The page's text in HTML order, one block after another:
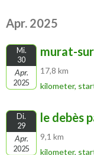
Apr. 2025
Mi.
30
Apr.
2025
murat-
17,8 km
kilometer,
Di.
29
Apr.
2025
le debès
9,1 km
kilometer,